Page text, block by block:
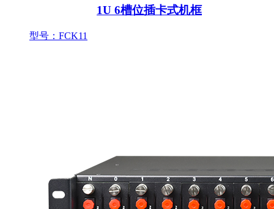
1U 6槽位插卡式机框
型号：FCK11